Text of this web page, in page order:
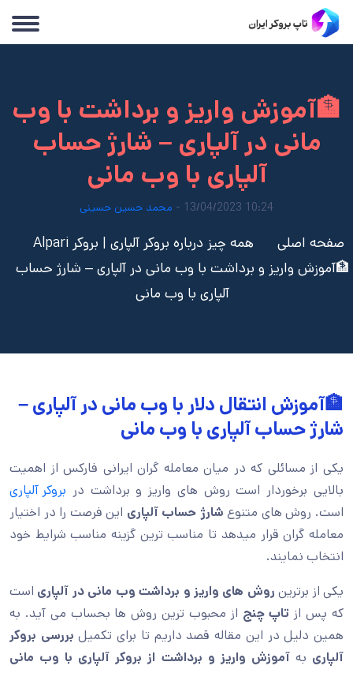
🏦آموزش واریز و برداشت با وب
مانی در آلپاری – شارژ حساب
آلپاری با وب مانی
10:24 13/04/2023 - محمد حسین حسینی
صفحه اصلی
همه چیز درباره بروکر آلپاری | بروکر Alpari
🏦آموزش واریز و برداشت با وب مانی در آلپاری – شارژ حساب
آلپاری با وب مانی
🏦آموزش انتقال دلار با وب مانی در آلپاری –
شارژ حساب آلپاری با وب مانی
یکی از مسائلی که در میان معامله گران ایرانی فارکس از اهمیت
بالایی برخوردار است روش های واریز و برداشت در بروکر آلپاری
است. روش های متنوع شارژ حساب آلپاری این فرصت را در اختیار
معامله گران قرار میدهد تا مناسب ترین گزینه مناسب شرایط خود
انتخاب نمایند.
یکی از برترین روش های واریز و برداشت وب مانی در آلپاری است
که پس از تاپ چنج از محبوب ترین روش ها بحساب می آید. به
همین دلیل در این مقاله قصد داریم تا برای تکمیل بررسی بروکر
آلپاری بهآموزش واریز و برداشت از بروکر آلپاری با وب مانی